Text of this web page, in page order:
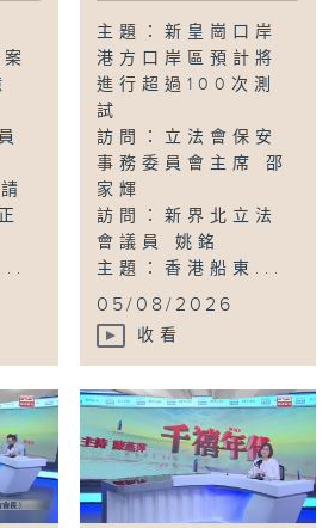
主題：新皇崗口岸
港方口岸區預計將
進行超過100次測
試
訪問：立法會保安
事務委員會主席 邵
家輝
訪問：新界北立法
會議員 姚銘
主題：香港船東...
05/08/2026
收看